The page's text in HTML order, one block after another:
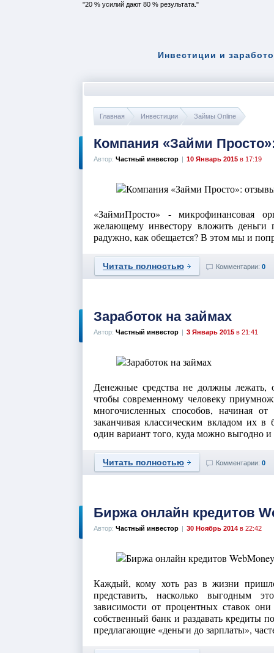
Инвестиции и
20 % усилий дают 80 % результата.
Главная Инвестиции Займы Online
Компания «Займи
Автор: Частный инвестор | 10 Январь 2015 в 17:19
«ЗаймиПросто» - микрофинансовая
желающему инвестору вложить
радужно, как обещается? В этом мы и
Читать полностью Комментарии: 0
Заработок на займах
Автор: Частный инвестор | 3 Январь 2015 в 21:41
Денежные средства не должны лежать,
чтобы современному человеку
многочисленных способов, начиная
заканчивая классическим вкладом их
один вариант того, куда можно выгодно
Читать полностью Комментарии: 0
Биржа онлайн кредитов
Автор: Частный инвестор | 30 Ноябрь 2014 в 22:42
Каждый, кому хоть раз в жизни
представить, насколько выгодным
зависимости от процентных ставок
собственный банк и раздавать кредиты
предлагающие «деньги до зарплаты»,